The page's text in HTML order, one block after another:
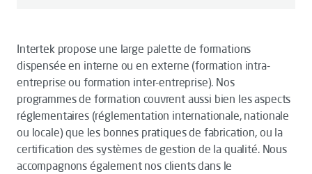
Intertek propose une large palette de formations
dispensée en interne ou en externe (formation intra-
entreprise ou formation inter-entreprise). Nos
programmes de formation couvrent aussi bien les aspects
réglementaires (réglementation internationale, nationale
ou locale) que les bonnes pratiques de fabrication, ou la
certification des systèmes de gestion de la qualité. Nous
accompagnons également nos clients dans le